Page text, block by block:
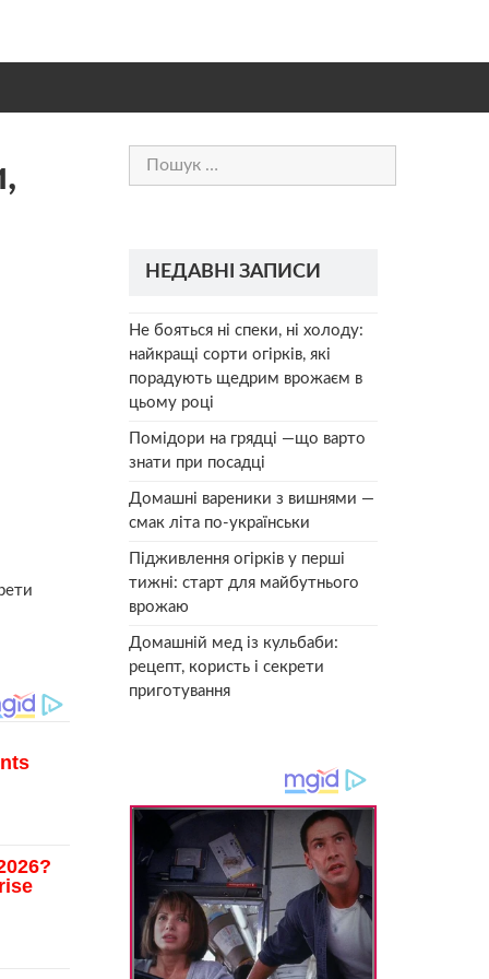
Пошук:
НЕДАВНІ ЗАПИСИ
Не бояться ні спеки, ні холоду:
найкращі сорти огірків, які
порадують щедрим врожаєм в
цьому році
Помідори на грядці —що варто
знати при посадці
Домашні вареники з вишнями —
смак літа по-українськи
Підживлення огірків у перші
тижні: старт для майбутнього
врожаю
Домашній мед із кульбаби:
рецепт, користь і секрети
приготування